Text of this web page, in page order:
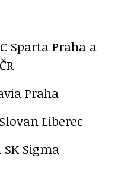
Sparta Praha a
Praha
Liberec
Sigma